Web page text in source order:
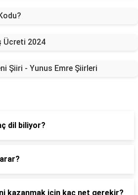
Ücreti 2024
Şiiri - Yunus Emre Şiirleri
dil biliyor?
kazanmak için kaç net gerekir?